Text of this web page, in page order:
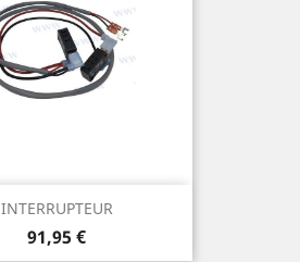
INTERRUPTEUR
Prix
91,95 €